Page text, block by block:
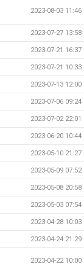
2023-08-03 11:46
2023-07-27 13:58
2023-07-21 16:37
2023-07-21 10:33
2023-07-13 12:00
2023-07-06 09:24
2023-07-02 22:01
2023-06-20 10:44
2023-05-10 21:27
2023-05-09 07:52
2023-05-08 20:58
2023-05-03 07:54
2023-04-28 10:03
2023-04-24 21:29
2023-04-22 10:00